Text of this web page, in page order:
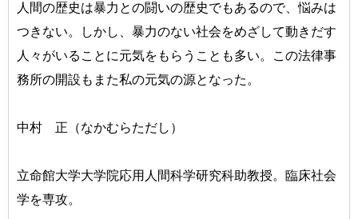
人間の歴史は暴力との闘いの歴史でもあるので、悩みは
つきない。しかし、暴力のない社会をめざして動きだす
人々がいることに元気をもらうことも多い。この法律事
務所の開設もまた私の元気の源となった。
中村 正（なかむらただし）
立命館大学大学院応用人間科学研究科助教授。臨床社会
学を専攻。